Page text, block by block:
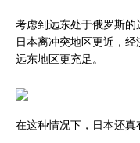
考虑到远东处于俄罗斯
日本离冲突地区更近，
远东地区更充足。
在这种情况下，日本还真